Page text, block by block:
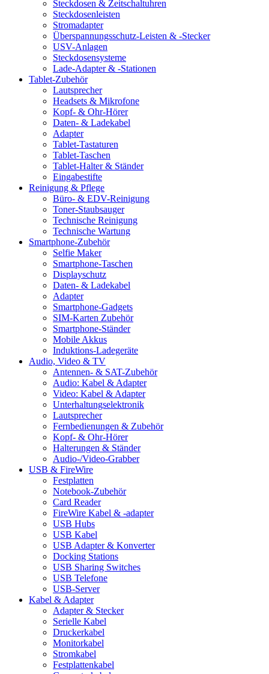
Steckdosen & Zeitschaltuhren
Steckdosenleisten
Stromadapter
Überspannungsschutz-Leisten & -Stecker
USV-Anlagen
Steckdosensysteme
Lade-Adapter & -Stationen
Tablet-Zubehör
Lautsprecher
Headsets & Mikrofone
Kopf- & Ohr-Hörer
Daten- & Ladekabel
Adapter
Tablet-Tastaturen
Tablet-Taschen
Tablet-Halter & Ständer
Eingabestifte
Reinigung & Pflege
Büro- & EDV-Reinigung
Toner-Staubsauger
Technische Reinigung
Technische Wartung
Smartphone-Zubehör
Selfie Maker
Smartphone-Taschen
Displayschutz
Daten- & Ladekabel
Adapter
Smartphone-Gadgets
SIM-Karten Zubehör
Smartphone-Ständer
Mobile Akkus
Induktions-Ladegeräte
Audio, Video & TV
Antennen- & SAT-Zubehör
Audio: Kabel & Adapter
Video: Kabel & Adapter
Unterhaltungselektronik
Lautsprecher
Fernbedienungen & Zubehör
Kopf- & Ohr-Hörer
Halterungen & Ständer
Audio-/Video-Grabber
USB & FireWire
Festplatten
Notebook-Zubehör
Card Reader
FireWire Kabel & -adapter
USB Hubs
USB Kabel
USB Adapter & Konverter
Docking Stations
USB Sharing Switches
USB Telefone
USB-Server
Kabel & Adapter
Adapter & Stecker
Serielle Kabel
Druckerkabel
Monitorkabel
Stromkabel
Festplattenkabel